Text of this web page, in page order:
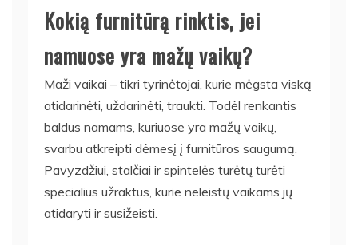
Kokią furnitūrą rinktis, jei
namuose yra mažų vaikų?
Maži vaikai – tikri tyrinėtojai, kurie mėgsta viską
atidarinėti, uždarinėti, traukti. Todėl renkantis
baldus namams, kuriuose yra mažų vaikų,
svarbu atkreipti dėmesį į furnitūros saugumą.
Pavyzdžiui, stalčiai ir spintelės turėtų turėti
specialius užraktus, kurie neleistų vaikams jų
atidaryti ir susižeisti.